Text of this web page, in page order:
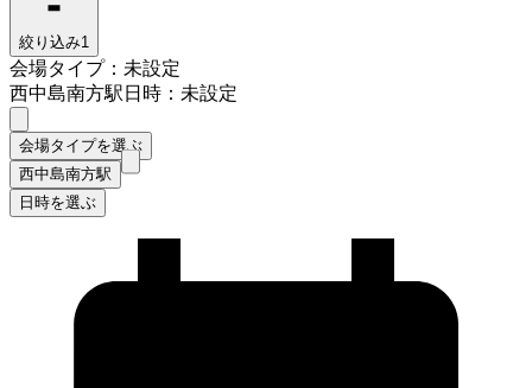
絞り込み1
会場タイプ：未設定
西中島南方駅日時：未設定
会場タイプを選ぶ
西中島南方駅
日時を選ぶ